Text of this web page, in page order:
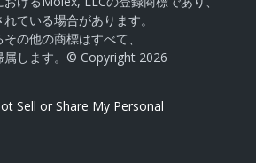
ている場合があります。
の他の商標はすべて、
属します。© Copyright 2026
Sell or Share My Personal